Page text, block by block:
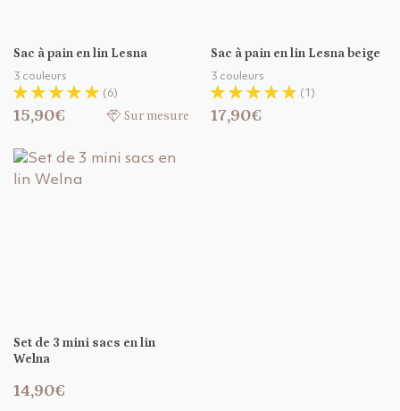
Sac à pain en lin Lesna
3 couleurs
(6)
15,90€ Sur mesure
Sac à pain en lin Lesna beige
3 couleurs
(1)
17,90€
Set de 3 mini sacs en lin
Welna
14,90€